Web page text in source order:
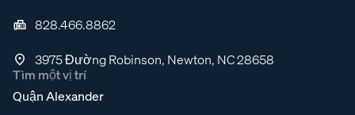
828.466.8862
3975 Đường Robinson, Newton, NC 28658
Tìm một vị trí
Quận Alexander